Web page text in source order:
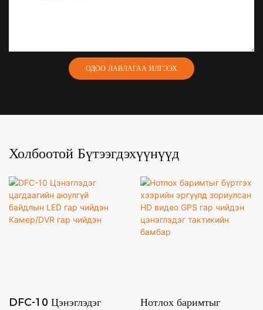
ОДОО ЛАВЛАГАА ИЛГЭЭХ
Холбоотой Бүтээгдэхүүнүүд
DFC-10 Цэнэглэдэг Нотлох баримтыг